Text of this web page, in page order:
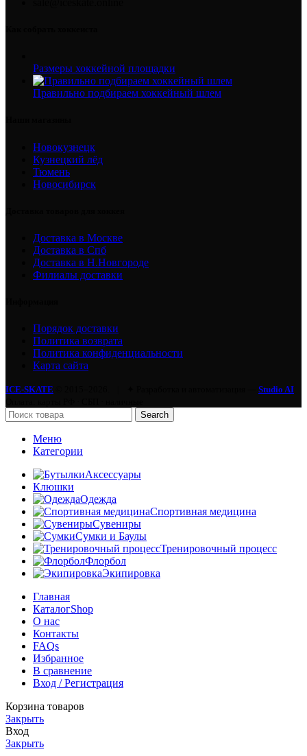
Размеры хоккейной площадки
Правильно подбираем хоккейный шлем
Новокузнецк
Кузнецкий лёд
Тюмень
Новосибирск
Доставка в Москве
Доставка в Спб
Доставка в Н.Новгороде
Филиалы доставки
Порядок доставки
Политика возврата
Политика конфиденциальности
Карта сайта
ICE-SKATE
Studio AI
Search
Меню
Категории
Аксессуары
Клюшки
Одежда
Спортивная медицина
Сувениры
Сумки и Баулы
Тренировочный процесс
Флорбол
Экипировка
Главная
КаталогShop
О нас
Контакты
FAQs
Избранное
В сравнение
Вход / Регистрация
Корзина товаров
Закрыть
Вход
Закрыть